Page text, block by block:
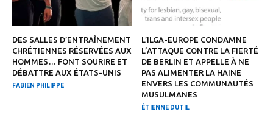
DES SALLES D’ENTRAÎNEMENT
CHRÉTIENNES RÉSERVÉES AUX
HOMMES… FONT SOURIRE ET
DÉBATTRE AUX ÉTATS-UNIS
FABIEN PHILIPPE
L’ILGA-EUROPE CONDAMNE
L’ATTAQUE CONTRE LA FIERTÉ
DE BERLIN ET APPELLE À NE
PAS ALIMENTER LA HAINE
ENVERS LES COMMUNAUTÉS
MUSULMANES
ÉTIENNE DUTIL